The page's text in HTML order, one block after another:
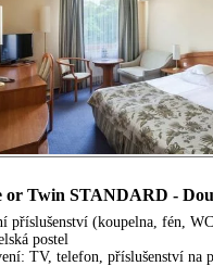
or Twin STANDARD -
příslušenství (koupelna, fén,
postel
TV, telefon, příslušenství na